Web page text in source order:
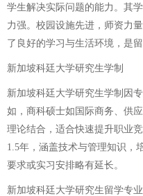
学生解决实际问题的能力。其
力强。校园设施先进，师资力
了良好的学习与生活环境，是
新加坡科廷大学研究生学制
新加坡科廷大学研究生学制因
如，商科硕士如国际商务、供
理论结合，适合快速提升职业
1.5年，涵盖技术与管理知识，
要求或实习安排略有延长。
新加坡科廷大学研究生留学专业